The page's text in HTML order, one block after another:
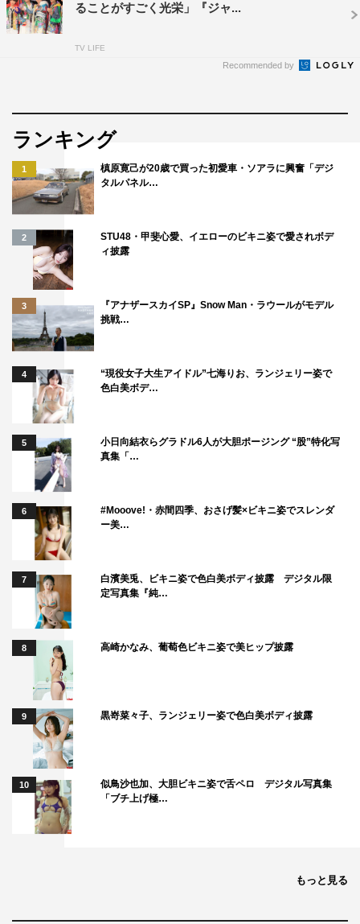
1
内田雄馬
ることがすごく光栄」『ジャ...
TV LIFE
Recommended by
ランキング
1
槙原寛己が20歳で買った初愛車・ソアラに興奮「デジ
タルパネル…
2
STU48・甲斐心愛、イエローのビキニ姿で愛されボデ
ィ披露
3
『アナザースカイSP』Snow Man・ラウールがモデル
挑戦…
4
“現役女子大生アイドル”七海りお、ランジェリー姿で
色白美ボデ…
5
小日向結衣らグラドル6人が大胆ポージング “股”特化写
真集「…
6
#Mooove!・赤間四季、おさげ髪×ビキニ姿でスレンダ
ー美…
7
白濱美兎、ビキニ姿で色白美ボディ披露 デジタル限
定写真集『純…
8 高崎かなみ、葡萄色ビキニ姿で美ヒップ披露
9 黒嵜菜々子、ランジェリー姿で色白美ボディ披露
10
似鳥沙也加、大胆ビキニ姿で舌ペロ デジタル写真集
「ブチ上げ極…
もっと見る